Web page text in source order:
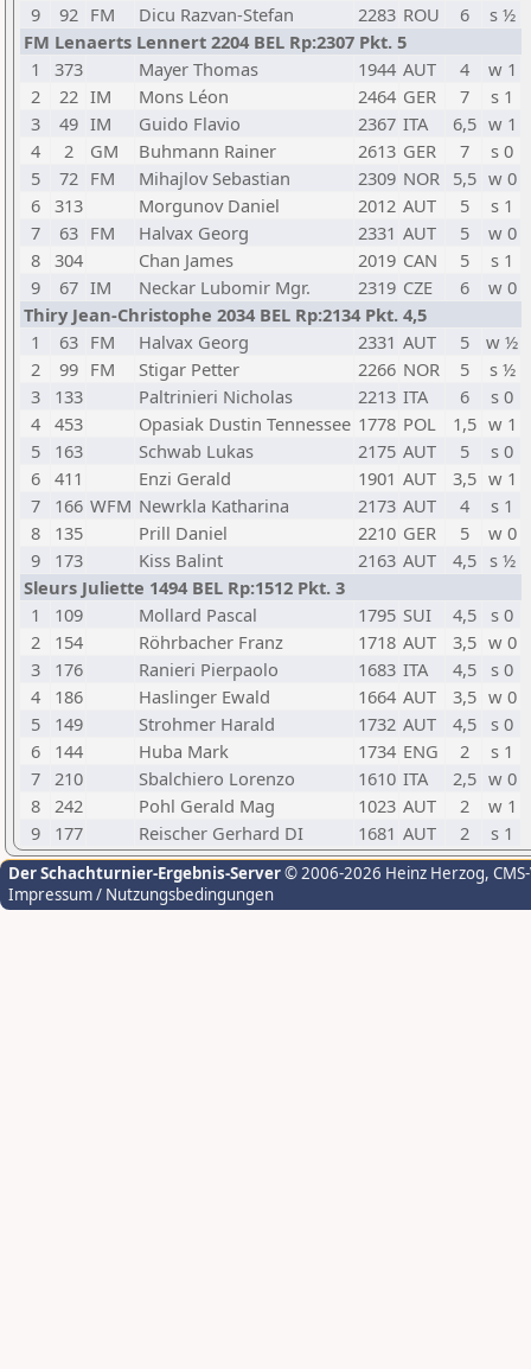
9
92 FM Dicu Razvan-Stefan 2283 ROU 6
s ½
FM Lenaerts Lennert 2204 BEL Rp:2307 Pkt. 5
1
373 Mayer Thomas 1944 AUT 4
w 1
2
22 IM Mons Léon 2464 GER 7
s 1
3
49 IM Guido Flavio 2367 ITA 6,5 w 1
4
2 GM Buhmann Rainer 2613 GER 7
s 0
5
72 FM Mihajlov Sebastian 2309 NOR 5,5 w 0
6 313 Morgunov Daniel 2012 AUT 5
s 1
7
63 FM Halvax Georg 2331 AUT 5
w 0
8 304 Chan James 2019 CAN 5
s 1
9
67 IM Neckar Lubomir Mgr. 2319 CZE 6
w 0
Thiry Jean-Christophe 2034 BEL Rp:2134 Pkt. 4,5
1
63 FM Halvax Georg 2331 AUT 5
w ½
2
99 FM Stigar Petter 2266 NOR 5
s ½
3
133 Paltrinieri Nicholas 2213 ITA 6
s 0
4 453 Opasiak Dustin Tennessee 1778 POL 1,5 w 1
5
163 Schwab Lukas 2175 AUT 5
s 0
6 411 Enzi Gerald 1901 AUT 3,5 w 1
7
166 WFM Newrkla Katharina 2173 AUT 4
s 1
8
135 Prill Daniel 2210 GER 5
w 0
9
173 Kiss Balint 2163 AUT 4,5
s ½
Sleurs Juliette 1494 BEL Rp:1512 Pkt. 3
1
109 Mollard Pascal 1795 SUI 4,5
s 0
2
154 Röhrbacher Franz 1718 AUT 3,5 w 0
3
176 Ranieri Pierpaolo 1683 ITA 4,5
s 0
4
186 Haslinger Ewald 1664 AUT 3,5 w 0
5
149 Strohmer Harald 1732 AUT 4,5
s 0
6
144 Huba Mark 1734 ENG 2
s 1
7 210 Sbalchiero Lorenzo 1610 ITA 2,5 w 0
8 242 Pohl Gerald Mag 1023 AUT 2
w 1
9
177 Reischer Gerhard DI 1681 AUT 2 s 1
Der Schachturnier-Ergebnis-Server© 2006-2026 Heinz Herzog,
Impressum / Nutzungsbedingungen